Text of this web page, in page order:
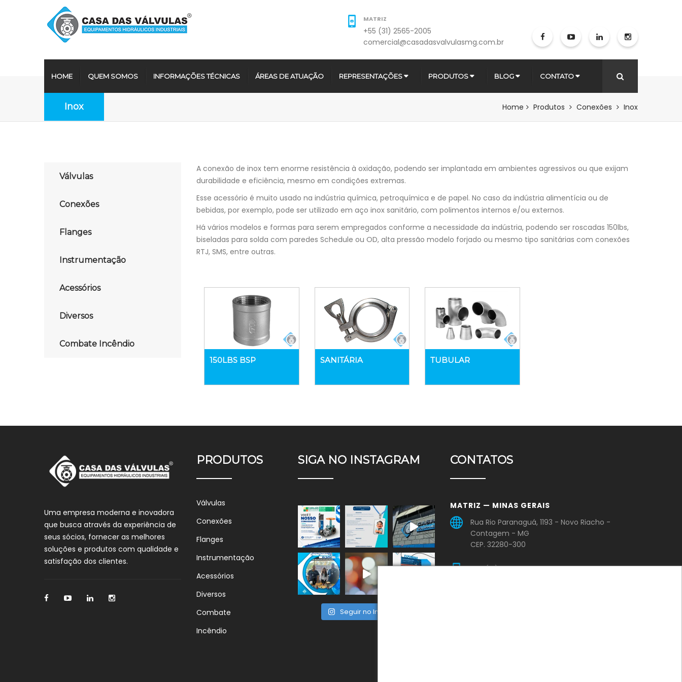
MATRIZ
+55 (31) 2565-2005
comercial@casadasvalvulasmg.com.br
HOME QUEM SOMOS INFORMAÇÕES TÉCNICAS ÁREAS DE ATUAÇÃO REPRESENTAÇÕES PRODUTOS BLOG CONTATO
Inox Home Produtos Conexões Inox
A conexão de inox tem enorme resistência à oxidação, podendo ser implantada em ambientes agressivos ou que exijam
durabilidade e eficiência, mesmo em condições extremas.
Esse acessório é muito usado na indústria química, petroquímica e de papel. No caso da indústria alimentícia ou de
bebidas, por exemplo, pode ser utilizado em aço inox sanitário, com polimentos internos e/ou externos.
Há vários modelos e formas para serem empregados conforme a necessidade da indústria, podendo ser roscadas 150lbs,
biseladas para solda com paredes Schedule ou OD, alta pressão modelo forjado ou mesmo tipo sanitárias com conexões
RTJ, SMS, entre outras.
150LBS BSP SANITÁRIA TUBULAR
Válvulas
Conexões
Flanges
Instrumentação
Acessórios
Diversos
Combate Incêndio
Uma empresa moderna e inovadora
que busca através da experiência de
seus sócios, fornecer as melhores
soluções e produtos com qualidade e
satisfação dos clientes.
PRODUTOS
Válvulas
Conexões
Flanges
Instrumentação
Acessórios
Diversos
Combate
Incêndio
SIGA NO INSTAGRAM
Seguir no Instagram
CONTATOS
MATRIZ — MINAS GERAIS
Rua Rio Paranaguá, 1193 - Novo Riacho -
Contagem - MG
CEP. 32280-300
+55 (31) 2565-2005